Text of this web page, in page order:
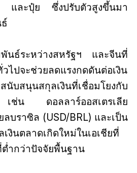
และปุ๋ย ซึ่งปรับตัวสูงขึ้นมา
นธ์ระหว่างสหรัฐฯ และจีนที่
ไปจะช่วยลดแรงกดดันต่อเงิน
นับสนุนสกุลเงินที่เชื่อมโยงกับ
น ดอลลาร์ออสเตรเลีย
ลบราซิล (USD/BRL) และเป็น
งินตลาดเกิดใหม่ในเอเชียที่
ำกว่าปัจจัยพื้นฐาน